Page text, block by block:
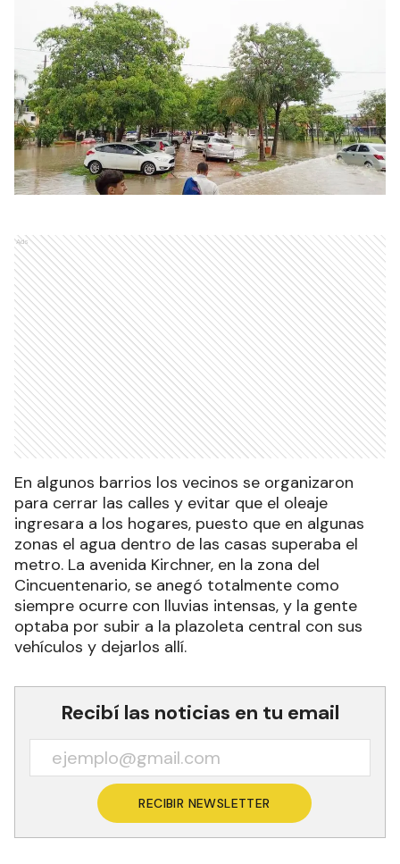
Ads
En algunos barrios los vecinos se organizaron
para cerrar las calles y evitar que el oleaje
ingresara a los hogares, puesto que en algunas
zonas el agua dentro de las casas superaba el
metro. La avenida Kirchner, en la zona del
Cincuentenario, se anegó totalmente como
siempre ocurre con lluvias intensas, y la gente
optaba por subir a la plazoleta central con sus
vehículos y dejarlos allí.
Recibí las noticias en tu email
RECIBIR NEWSLETTER